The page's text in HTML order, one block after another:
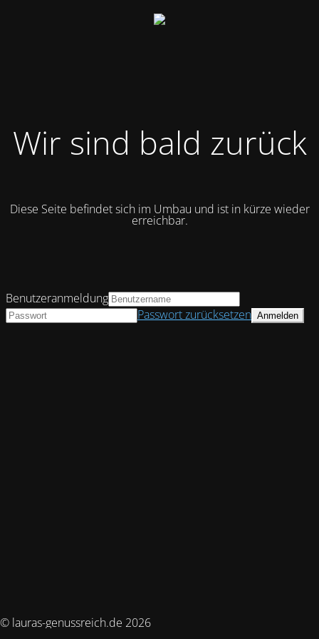
Wir sind bald zurück
Diese Seite befindet sich im Umbau und ist in kürze wieder
erreichbar.
© lauras-genussreich.de 2026
Benutzeranmeldung
Passwort zurücksetzen